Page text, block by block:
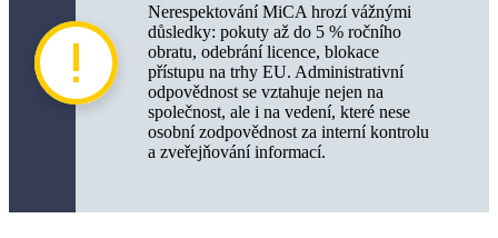
Nerespektování MiCA hrozí vážnými
důsledky: pokuty až do 5 % ročního
obratu, odebrání licence, blokace
přístupu na trhy EU. Administrativní
odpovědnost se vztahuje nejen na
společnost, ale i na vedení, které nese
osobní zodpovědnost za interní kontrolu
a zveřejňování informací.